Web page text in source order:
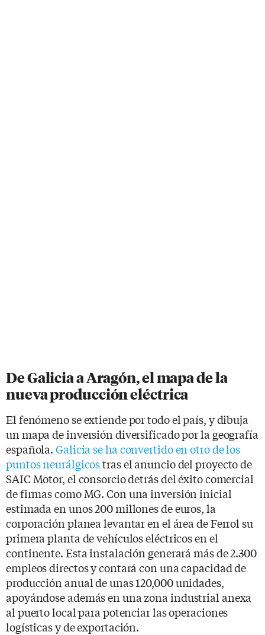
De Galicia a Aragón, el mapa de la
nueva producción eléctrica
El fenómeno se extiende por todo el país, y dibuja
un mapa de inversión diversificado por la geografía
española.Galicia se ha convertido en otro de los
puntos neurálgicostras el anuncio del proyecto de
SAIC Motor, el consorcio detrás del éxito comercial
de firmas como MG. Con una inversión inicial
estimada en unos 200 millones de euros, la
corporación planea levantar en el área de Ferrol su
primera planta de vehículos eléctricos en el
continente. Esta instalación generará más de 2.300
empleos directos y contará con una capacidad de
producción anual de unas 120,000 unidades,
apoyándose además en una zona industrial anexa
al puerto local para potenciar las operaciones
logísticas y de exportación.